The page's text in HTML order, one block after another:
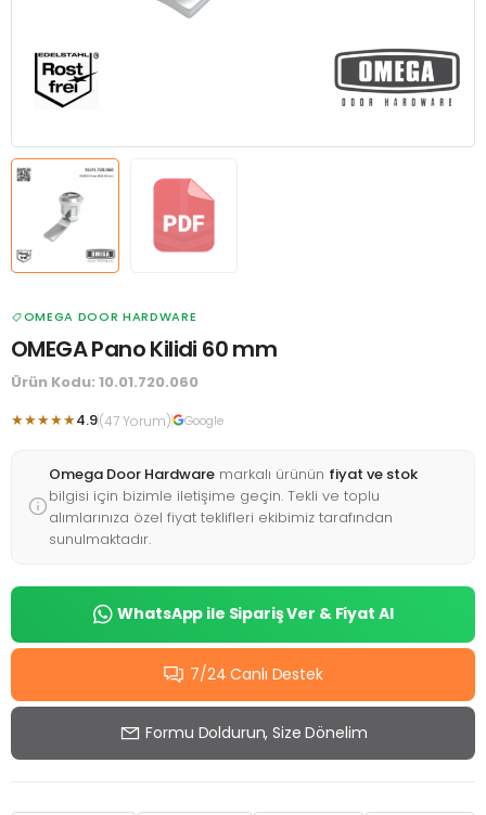
OMEGA DOOR HARDWARE
OMEGA Pano Kilidi 60 mm
Ürün Kodu: 10.01.720.060
★★★★★4.9(47 Yorum) Google
Omega Door Hardware markalı ürünün fiyat ve stok
bilgisi için bizimle iletişime geçin. Tekli ve toplu
alımlarınıza özel fiyat teklifleri ekibimiz tarafından
sunulmaktadır.
WhatsApp ile Sipariş Ver & Fiyat Al
7/24 Canlı Destek
Formu Doldurun, Size Dönelim